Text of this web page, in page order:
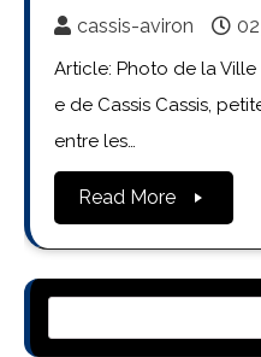
cassis-aviron
Article: Photo de la
e de Cassis Cassis,
entre les…
Read More